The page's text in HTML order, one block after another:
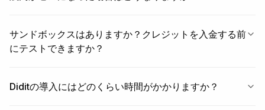
サンドボックスはありますか？クレジットを入金する前
にテストできますか？
Diditの導入にはどのくらい時間がかかりますか？